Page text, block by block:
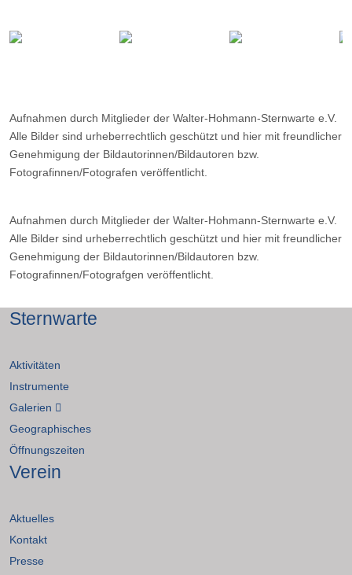
Aufnahmen durch Mitglieder der Walter-Hohmann-Sternwarte e.V.
Alle Bilder sind urheberrechtlich geschützt und hier mit freundlicher
Genehmigung der Bildautorinnen/Bildautoren bzw.
Fotografinnen/Fotografen veröffentlicht.
Aufnahmen durch Mitglieder der Walter-Hohmann-Sternwarte e.V.
Alle Bilder sind urheberrechtlich geschützt und hier mit freundlicher
Genehmigung der Bildautorinnen/Bildautoren bzw.
Fotografinnen/Fotografgen veröffentlicht.
Sternwarte
Aktivitäten
Instrumente
Galerien
Geographisches
Öffnungszeiten
Verein
Aktuelles
Kontakt
Presse